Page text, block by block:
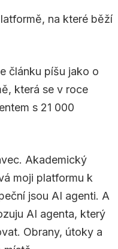
na které běží
článku píšu jako o
která se v roce
s 21 000
Akademický
moji platformu k
jsou AI agenti. A
AI agenta, který
Obrany, útoky a